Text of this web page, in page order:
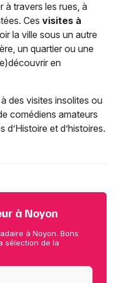
à travers les rues, à
Ces visites à
la ville sous un autre
un quartier ou une
en
des visites insolites ou
comédiens amateurs
et d’histoires.
à Noyon
à Noyon. Bons
sélection de la